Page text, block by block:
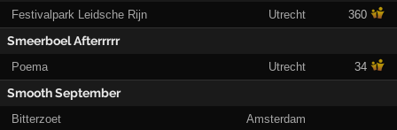
Festivalpark Leidsche Rijn Utrecht 360
Smeerboel Afterrrrr
Poema Utrecht 34
Smooth September
Bitterzoet Amsterdam